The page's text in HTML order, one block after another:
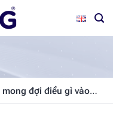
đợi điều gì vào